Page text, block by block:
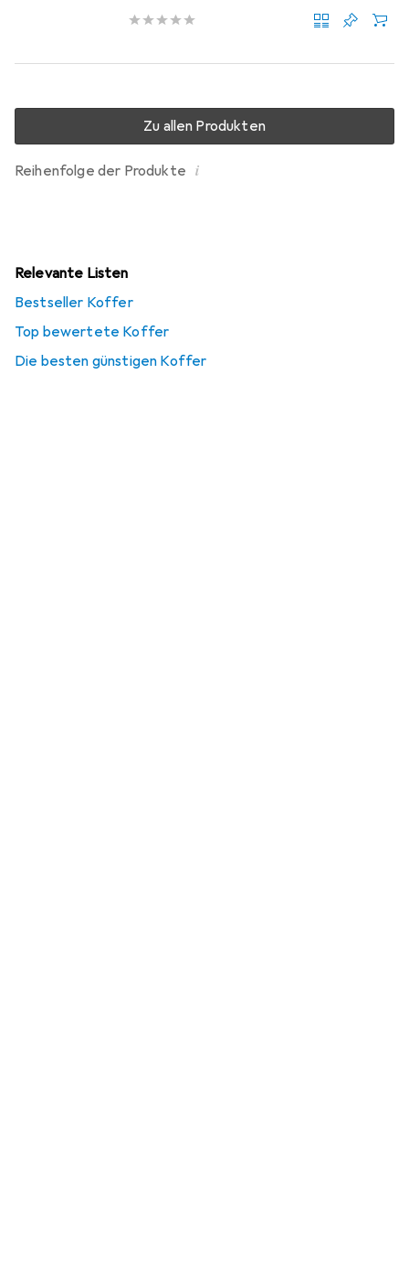
Reihenfolge der Produkte i
Zu allen Produkten
Relevante Listen
Bestseller Koffer
Top bewertete Koffer
Die besten günstigen Koffer